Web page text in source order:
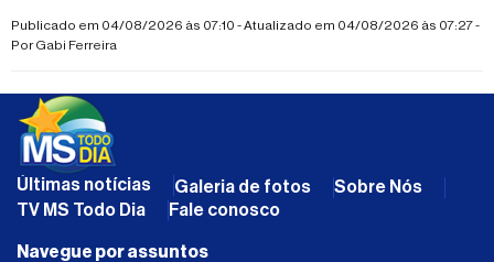
suspeita de fraturas nas duas pernas
Publicado em 04/08/2026 às 07:10 - Atualizado em 04/08/2026 às 07:27 -
PorGabi Ferreira
Últimas notícias Galeria de fotos
Sobre Nós
TV MS Todo Dia
Fale conosco
Navegue por assuntos